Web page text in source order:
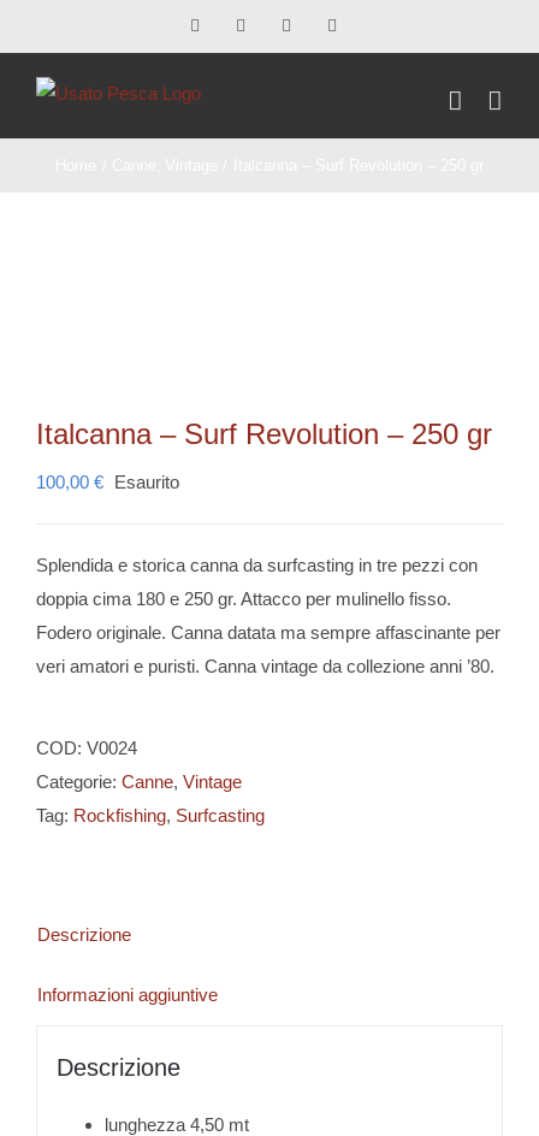
al
contenuto
Facebook Instagram
Italcanna – Surf Revolution – 250 gr
100,00 € Esaurito
Splendida e storica canna da surfcasting in tre pezzi con
doppia cima 180 e 250 gr. Attacco per mulinello fisso.
Fodero originale. Canna datata ma sempre affascinante per
veri amatori e puristi. Canna vintage da collezione anni ’80.
COD: V0024
Categorie: Canne, Vintage
Tag: Rockfishing, Surfcasting
Descrizione
Informazioni aggiuntive
Descrizione
lunghezza 4,50 mt